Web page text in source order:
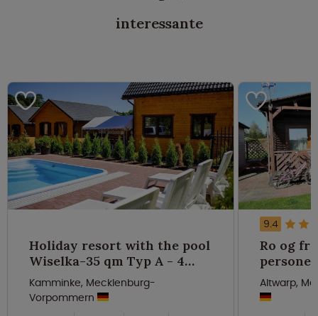
interessante
Holiday resort with the pool
Wiselka-35 qm Typ A - 4
personer
Kamminke, Mecklenburg-
Vorpommern
9.4
Ro og
personer
Altwarp,